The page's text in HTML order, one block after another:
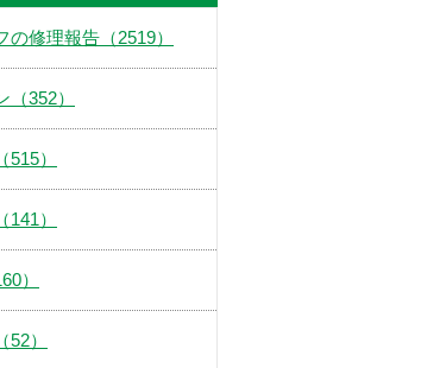
の修理報告（2519）
（352）
515）
141）
）
52）